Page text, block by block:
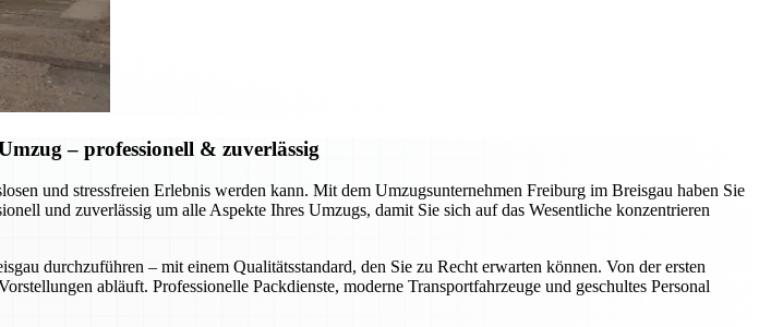
– professionell & zuverlässig
und stressfreien Erlebnis werden kann. Mit dem Umzugsunternehmen Freiburg im Breisgau haben Sie
und zuverlässig um alle Aspekte Ihres Umzugs, damit Sie sich auf das Wesentliche konzentrieren
durchzuführen – mit einem Qualitätsstandard, den Sie zu Recht erwarten können. Von der ersten
abläuft. Professionelle Packdienste, moderne Transportfahrzeuge und geschultes Personal